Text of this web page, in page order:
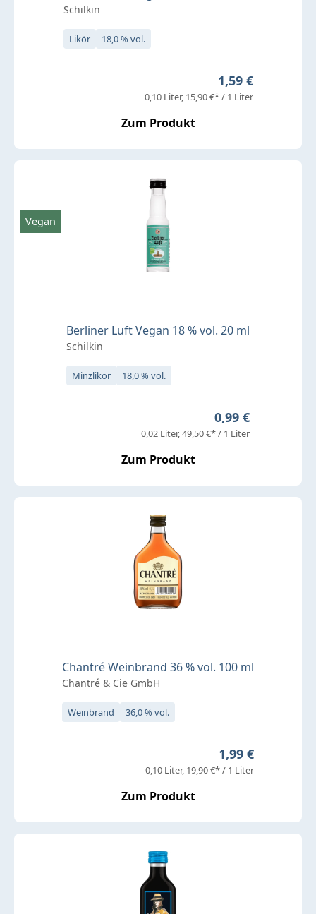
Schilkin
Likör 18,0 % vol.
Regulärer Preis:
1,59 €
0,10 Liter 15,90 €* / 1 Liter
Zum Produkt
Berliner Luft Vegan 18 % vol. 20 ml
Schilkin
Minzlikör 18,0 % vol.
Regulärer Preis:
0,99 €
0,02 Liter 49,50 €* / 1 Liter
Zum Produkt
Vegan
Chantré Weinbrand 36 % vol. 100 ml
Chantré & Cie GmbH
Weinbrand 36,0 % vol.
Regulärer Preis:
1,99 €
0,10 Liter 19,90 €* / 1 Liter
Zum Produkt